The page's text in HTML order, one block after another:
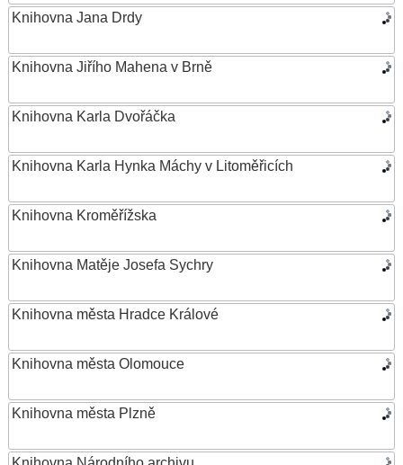
Knihovna Jana Drdy
Knihovna Jiřího Mahena v Brně
Knihovna Karla Dvořáčka
Knihovna Karla Hynka Máchy v Litoměřicích
Knihovna Kroměřížska
Knihovna Matěje Josefa Sychry
Knihovna města Hradce Králové
Knihovna města Olomouce
Knihovna města Plzně